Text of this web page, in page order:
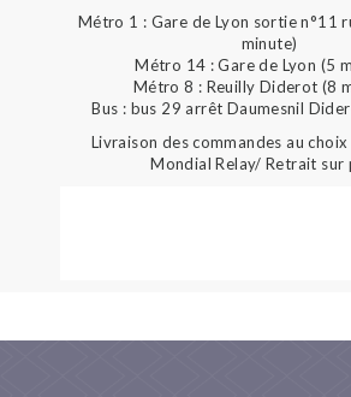
Métro 1 : Gare de Lyon sortie n°11
minute)
Métro 14 : Gare de Lyon (5
Métro 8 : Reuilly Diderot (8
Bus : bus 29 arrêt Daumesnil
Livraison des commandes au
Mondial Relay/ Retrait sur